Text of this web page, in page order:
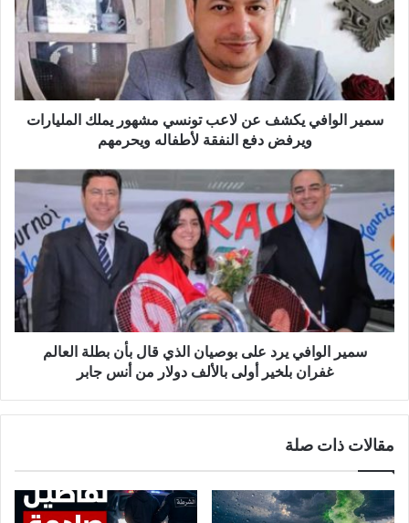
لاعب
تونسي
يملك
المليارات
ويرفض
لأطفاله
ويحرمهم
سمير الوافي يكشف عن لاعب تونسي مشهور يملك المليارات
ويرفض دفع النفقة لأطفاله ويحرمهم
الوافي
يرد
على
بوصيان
الذي
بأن
بطلة
دولار
جابر
سمير الوافي يرد على بوصيان الذي قال بأن بطلة العالم
غفران بلخير أولى بالألف دولار من أنس جابر
مقالات ذات صلة